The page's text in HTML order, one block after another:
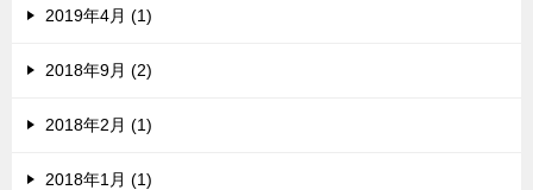
2019年4月 (1)
2018年9月 (2)
2018年2月 (1)
2018年1月 (1)